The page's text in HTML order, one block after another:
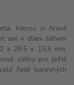
kterou si hravě
ani v dlani během
x 28.5 x 15.5 mm,
slitiny pro ještě
řadě barevných